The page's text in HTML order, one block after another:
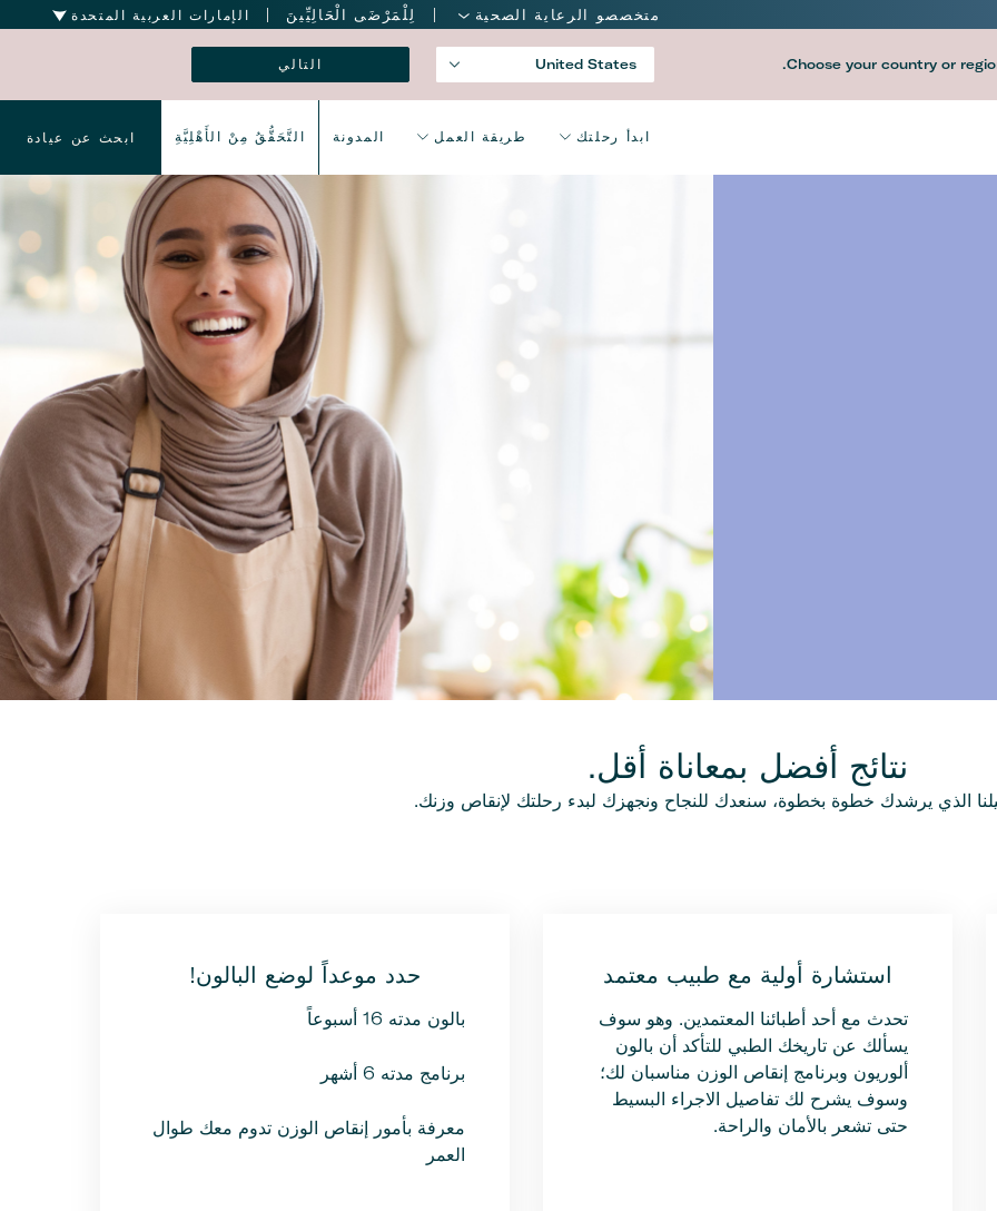
متخصصو الرعاية الصحية لِلْمَرْضَى الْحَالِيِّينَ الإمارات العربية المتحدة
Choose your country or
United States
Country
التالي
V2
Main
navigation
ابدأ رحلتك طريقة العمل المدونة التَّحَقُّقُ مِنْ الأَهْلِيَّةِ ابحث عن عيادة
navigation
نتائج أفضل بمعاناة أقل.
الذي يرشدك خطوة بخطوة، سنعدك للنجاح ونجهزك لبدء رحلتك لإنقاص وزنك.
استشارة أولية مع طبيب معتمد
تحدث مع أحد أطبائنا المعتمدين. وهو سوف
يسألك عن تاريخك الطبي للتأكد أن بالون
ألوريون وبرنامج إنقاص الوزن مناسبان لك؛
وسوف يشرح لك تفاصيل الاجراء البسيط
حتى تشعر بالأمان والراحة.
حدد موعداً لوضع البالون!
بالون مدته 16 أسبوعاً
برنامج مدته 6 أشهر
معرفة بأمور إنقاص الوزن تدوم معك طوال
العمر